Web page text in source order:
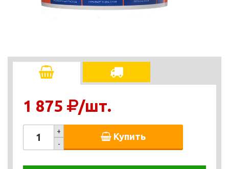
1 875 /шт.
+
-
Купить